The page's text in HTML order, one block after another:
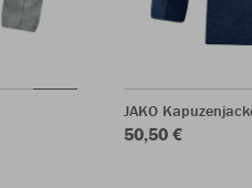
JAKO
50,50 €